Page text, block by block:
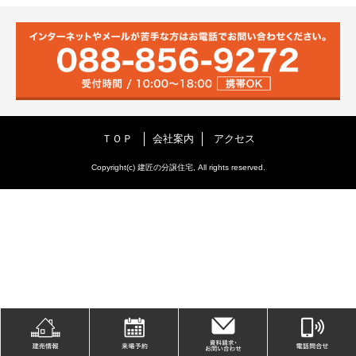
ＴＯＰ 会社案内 アクセス
Copyright(c) 建匠の分譲住宅, All rights reserved.